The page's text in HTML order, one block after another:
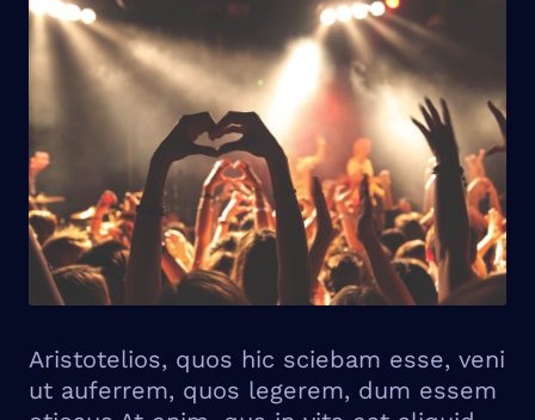
Aristotelios, quos hic sciebam esse, veni
ut auferrem, quos legerem, dum essem